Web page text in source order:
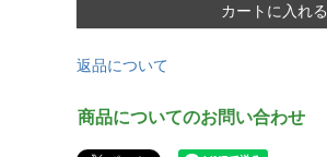
カートに入れる
返品について
商品についてのお問い合わせ